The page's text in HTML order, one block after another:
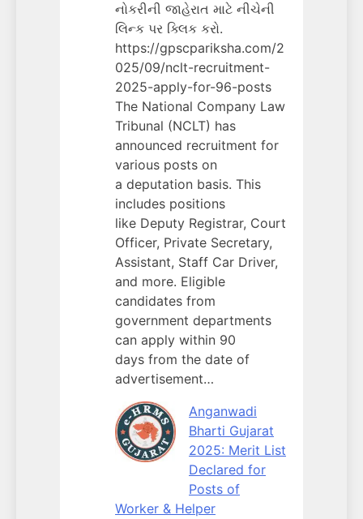
નોકરીની જાહેરાત માટે નીચેની
લિન્ક પર ક્લિક કરો.
https://gpscpariksha.com/2
025/09/nclt-recruitment-
2025-apply-for-96-posts
The National Company Law
Tribunal (NCLT) has
announced recruitment for
various posts on
a deputation basis. This
includes positions
like Deputy Registrar, Court
Officer, Private Secretary,
Assistant, Staff Car Driver,
and more. Eligible
candidates from
government departments
can apply within 90
days from the date of
advertisement…
Anganwadi
Bharti Gujarat
2025: Merit List
Declared for
Posts of
Worker & Helper